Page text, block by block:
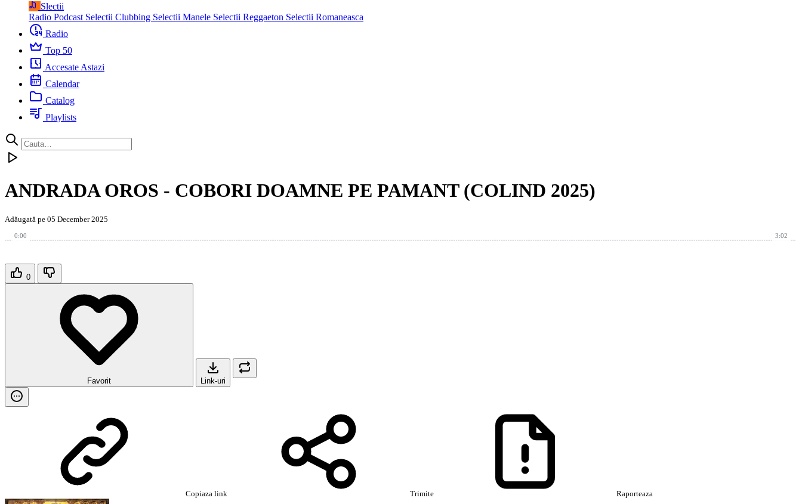
Slectii
Radio Podcast Selectii Clubbing Selectii Manele Selectii Reggaeton Selectii Romaneasca
Radio
Top 50
Accesate Astazi
Calendar
Catalog
Playlists
ANDRADA OROS - COBORI DOAMNE PE PAMANT (COLIND 2025)
Adăugată pe 05 December 2025
0:00 3:02
0
Favorit Link-uri
Copiaza link Trimite Raporteaza